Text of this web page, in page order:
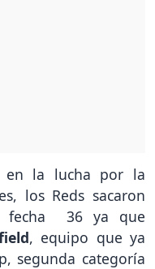
en la lucha por la
los Reds sacaron
fecha 36 ya que
, equipo que ya
segunda categoría